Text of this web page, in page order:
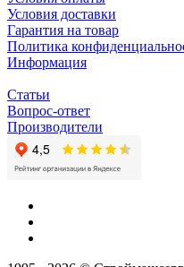
Условия доставки
Гарантия на товар
Политика
Информация
Статьи
Вопрос-ответ
Производители